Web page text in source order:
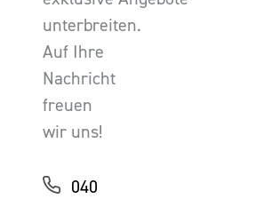
unterbreiten.
Auf Ihre
Nachricht
freuen
wir uns!
040